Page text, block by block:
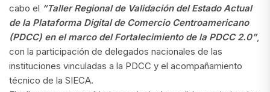
cabo el “Taller Regional de Validación del Estado Actual
de la Plataforma Digital de Comercio Centroamericano
(PDCC) en el marco del Fortalecimiento de la PDCC 2.0”,
con la participación de delegados nacionales de las
instituciones vinculadas a la PDCC y el acompañamiento
técnico de la SIECA.